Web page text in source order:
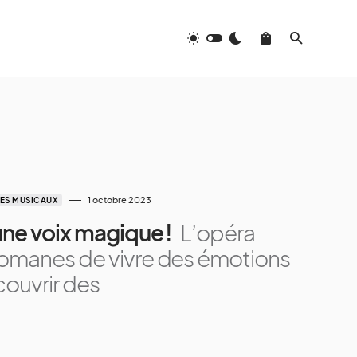
MUSICAUX 1 octobre 2023
voix magique ! L’opéra
de vivre des émotions
des